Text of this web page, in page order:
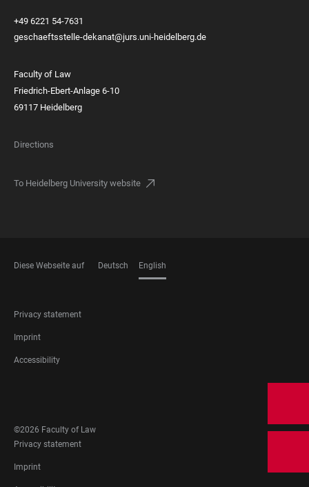
+49 6221 54-7631
geschaeftsstelle-dekanat@jurs.uni-heidelberg.de
Faculty of Law
Friedrich-Ebert-Anlage 6-10
69117 Heidelberg
Directions
To Heidelberg University website
Diese Webseite auf Deutsch English
FOOTER
LEGAL
Privacy statement
Imprint
Accessibility
MEDIA
©2026 Faculty of Law
FOOTER
LEGAL
Privacy statement
Imprint